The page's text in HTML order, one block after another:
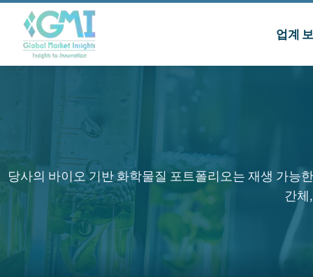
업계
당사의 바이오 기반 화학물질 포트폴리오는 재생 가능
간체